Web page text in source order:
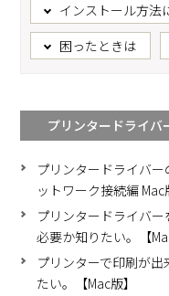
インストール方法
困ったときは
プリンタードライバ
プリンタードライバ
ットワーク接続編 Mac
プリンタードライバ
必要か知りたい。【
プリンターで印刷が
たい。【Mac版】